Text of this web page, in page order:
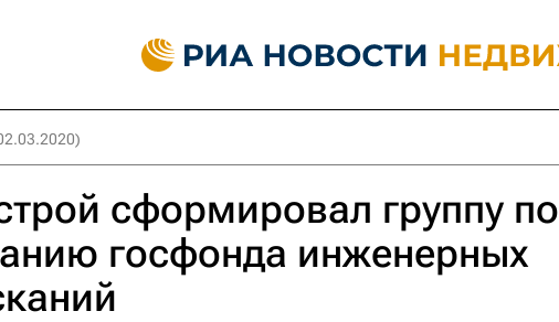
сформировал группу по
госфонда инженерных